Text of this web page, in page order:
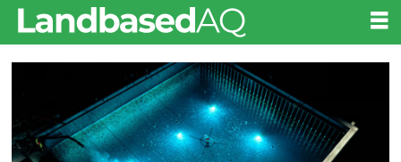
Tag:
smir